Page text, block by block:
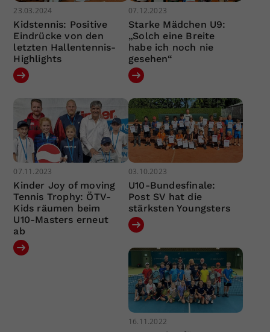
23.03.2024
Kidstennis: Positive
Eindrücke von den
letzten Hallentennis-
Highlights
07.12.2023
Starke Mädchen U9:
„Solch eine Breite
habe ich noch nie
gesehen“
07.11.2023
Kinder Joy of moving
Tennis Trophy: ÖTV-
Kids räumen beim
U10-Masters erneut
ab
03.10.2023
U10-Bundesfinale:
Post SV hat die
stärksten Youngsters
16.11.2022